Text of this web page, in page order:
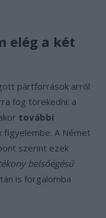
elég a két
pártforrások arról
fog törekedni: a
további
figyelembe. A Német
szerint ezek
belsőégésű
is forgalomba